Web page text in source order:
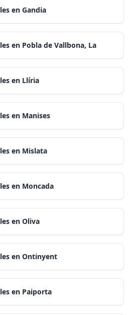
en Gandia
en Pobla de Vallbona, La
en Llíria
en Manises
en Mislata
en Moncada
en Oliva
en Ontinyent
en Paiporta